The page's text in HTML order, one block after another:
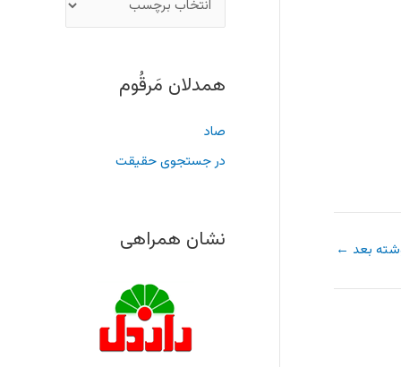
بعد ←
همدلان مَرقُوم
صاد
در جستجوی حقیقت
نشان همراهی